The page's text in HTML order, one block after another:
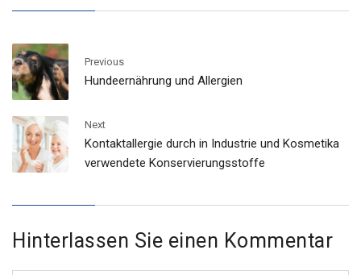
Previous
Hundeernährung und Allergien
Next
Kontaktallergie durch in Industrie und Kosmetika
verwendete Konservierungsstoffe
Hinterlassen Sie einen Kommentar